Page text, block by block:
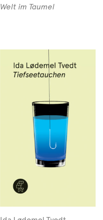
Welt im Taumel